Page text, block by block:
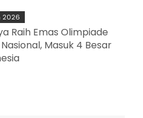
2026
Raih Emas Olimpiade
Nasional, Masuk 4 Besar